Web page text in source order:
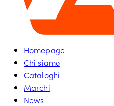
Homepage
Chi siamo
Cataloghi
Marchi
News